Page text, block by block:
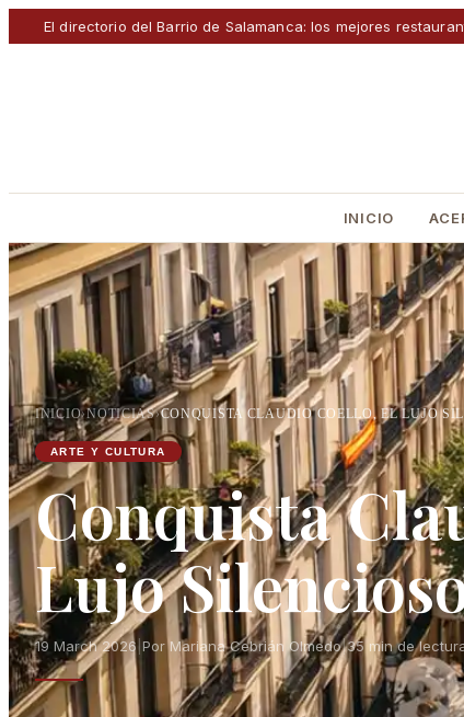
El directorio del Barrio de Salamanca: los mejores
INICIO
INICIO›NOTICIAS›CONQUISTA CLAUDIO COELLO, EL LUJO
ARTE Y CULTURA
Conquista
Lujo
19 March 2026 Por Mariana Cebrián Olmedo|35 min de